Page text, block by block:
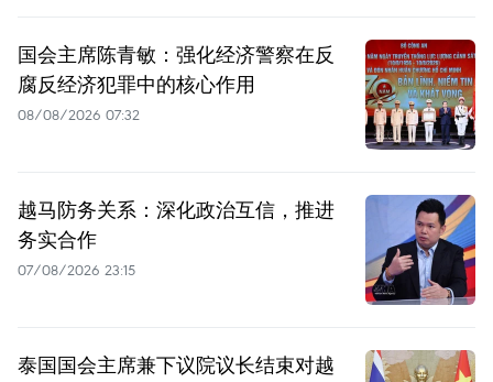
国会主席陈青敏：强化经济警察在反
腐反经济犯罪中的核心作用
08/08/2026 07:32
越马防务关系：深化政治互信，推进
务实合作
07/08/2026 23:15
泰国国会主席兼下议院议长结束对越